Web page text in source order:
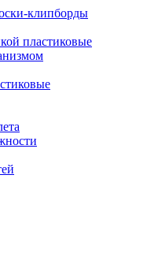
клипборды
пластиковые